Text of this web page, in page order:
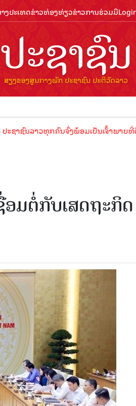
ງປະເທດຂ່າວທ່ອງທ່ຽວຂ່າວການຮ່ວມມື
ນລາວທຸກຄົນຈົ່ງພ້ອມເປັນເຈົ້າພາບທີ່ດີ ຕ້
ອມຕໍ່ກັບເສດຖະກິດ